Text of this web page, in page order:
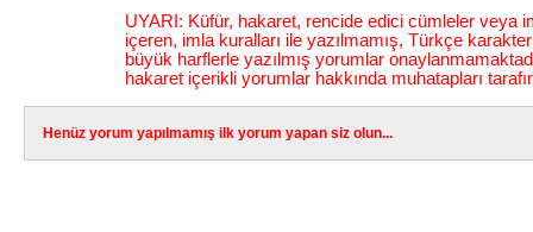
UYARI: Küfür, hakaret, rencide edici cümleler veya
içeren, imla kuralları ile yazılmamış, Türkçe
büyük harflerle yazılmış yorumlar
hakaret içerikli yorumlar hakkında muhatapları
Henüz yorum yapılmamış ilk yorum yapan siz olun...